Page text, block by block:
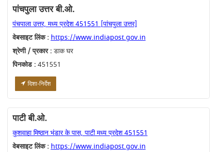
पांचपुला उत्तर बी.ओ.
पंचपाला उत्तर, मध्य प्रदेश 451551 [पांचपुला उत्तर]
वेबसाइट लिंक : https://www.indiapost.gov.in
श्रेणी / प्रकार :डाक घर
पिनकोड :451551
दिशा-निर्देश
पाटी बी.ओ.
कुशवाहा मिष्ठान भंडार के पास, पाटी मध्य प्रदेश 451551
वेबसाइट लिंक : https://www.indiapost.gov.in